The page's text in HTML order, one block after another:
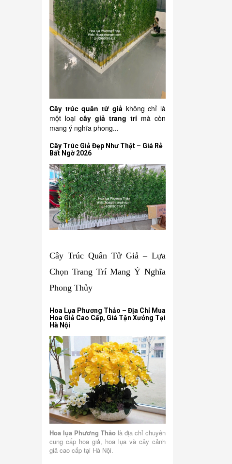
Cây trúc quân tử giảkhông chỉ là
một loại cây giả trang trí mà còn
mang ý nghĩa phong...
Cây Trúc Giả Đẹp Như Thật – Giá Rẻ
Bất Ngờ 2026
Cây Trúc Quân Tử Giả – Lựa
Chọn Trang Trí Mang Ý Nghĩa
Phong Thủy
Hoa Lụa Phương Thảo – Địa Chỉ Mua
Hoa Giả Cao Cấp, Giá Tận Xưởng Tại
Hà Nội
Hoa lụa Phương Thảo là địa chỉ chuyên
cung cấp hoa giả, hoa lụa và cây cảnh
giả cao cấp tại Hà Nội.